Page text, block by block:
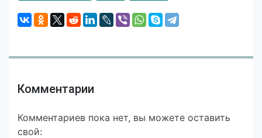
Комментарии
Комментариев пока нет, вы можете оставить
свой: